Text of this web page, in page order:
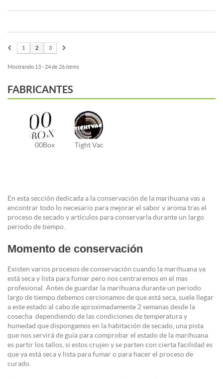
1 2 3
Mostrando 13 - 24 de 26 items
FABRICANTES
00Box Tight Vac
En esta sección dedicada a la conservación de la marihuana vas a
encontrar todo lo necesario para mejorar el sabor y aroma tras el
proceso de secado y artículos para conservarla durante un largo
periodo de tiempo.
Momento de conservación
Existen varios procesos de conservación cuando la marihuana ya
está seca y lista para fumar pero nos centraremos en el mas
profesional. Antes de guardar la marihuana durante un periodo
largo de tiempo debemos cercionamos de que está seca, suele llegar
a este estado al cabo de aproximadamente 2 semanas desde la
cosecha dependiendo de las condiciones de temperatura y
humedad que dispongamos en la habitación de secado, una pista
que nos servirá de guía para comprobar el estado de la marihuana
es partir los tallos, si estos crujen y se parten con cierta facilidad es
que ya está seca y lista para fumar o para hacer el proceso de
curado.